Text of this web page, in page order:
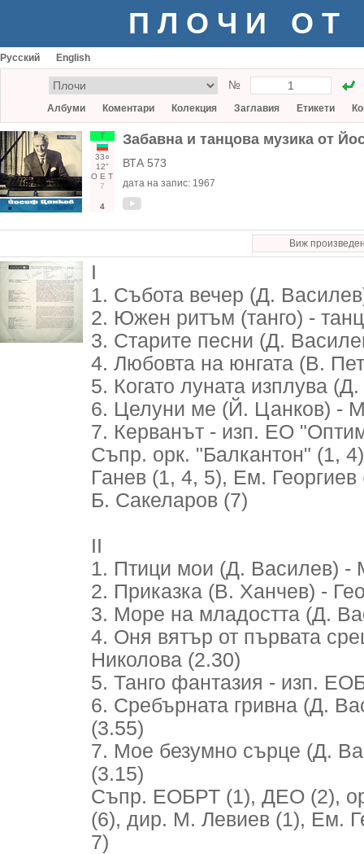
ПЛОЧИ ОТ
Русский English
№
Албуми Коментари Колекция Заглавия Етикети
Т
33○
12"
О Е Т
7
4
Забавна и танцова музика от
ВТА 573
дата на запис: 1967
Виж
I
1. Събота вечер (Д.
2. Южен ритъм (танго) -
3. Старите песни (Д.
4. Любовта на юнгата (В.
5. Когато луната изплува
6. Целуни ме (Й. Цанков) -
7. Керванът - изп. ЕО
Съпр. орк. "Балкантон" (1,
Ганев (1, 4, 5), Ем.
Б. Сакеларов (7)
II
1. Птици мои (Д. Василев) -
2. Приказка (В. Ханчев) -
3. Море на младостта (Д.
4. Оня вятър от първата
Николова (2.30)
5. Танго фантазия - изп.
6. Сребърната гривна (Д.
(3.55)
7. Мое безумно сърце (Д.
(3.15)
Съпр. ЕОБРТ (1), ДЕО (2),
(6), дир. М. Левиев (1), Ем.
7)